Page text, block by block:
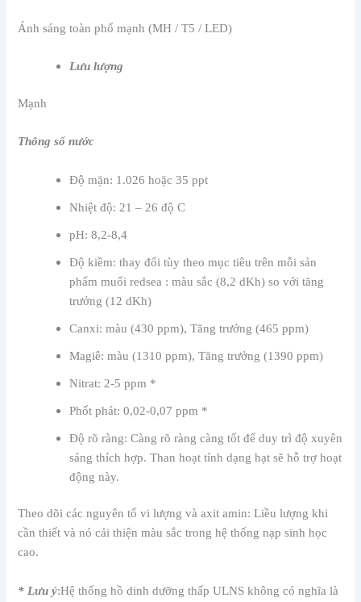
Ánh sáng toàn phổ mạnh (MH / T5 / LED)
Lưu lượng
Mạnh
Thông số nước
Độ mặn: 1.026 hoặc 35 ppt
Nhiệt độ: 21 – 26 độ C
pH: 8,2-8,4
Độ kiềm: thay đổi tùy theo mục tiêu trên mỗi sản
phẩm muối redsea : màu sắc (8,2 dKh) so với tăng
trưởng (12 dKh)
Canxi: màu (430 ppm), Tăng trưởng (465 ppm)
Magiê: màu (1310 ppm), Tăng trưởng (1390 ppm)
Nitrat: 2-5 ppm *
Phốt phát: 0,02-0,07 ppm *
Độ rõ ràng: Càng rõ ràng càng tốt để duy trì độ xuyên
sáng thích hợp. Than hoạt tính dạng hạt sẽ hỗ trợ hoạt
động này.
Theo dõi các nguyên tố vi lượng và axit amin: Liều lượng khi
cần thiết và nó cải thiện màu sắc trong hệ thống nạp sinh học
cao.
* Lưu ý:Hệ thống hồ dinh dưỡng thấp ULNS không có nghĩa là